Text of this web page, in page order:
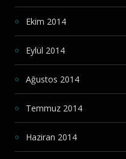
Ekim 2014
Eylül 2014
Ağustos 2014
Temmuz 2014
Haziran 2014